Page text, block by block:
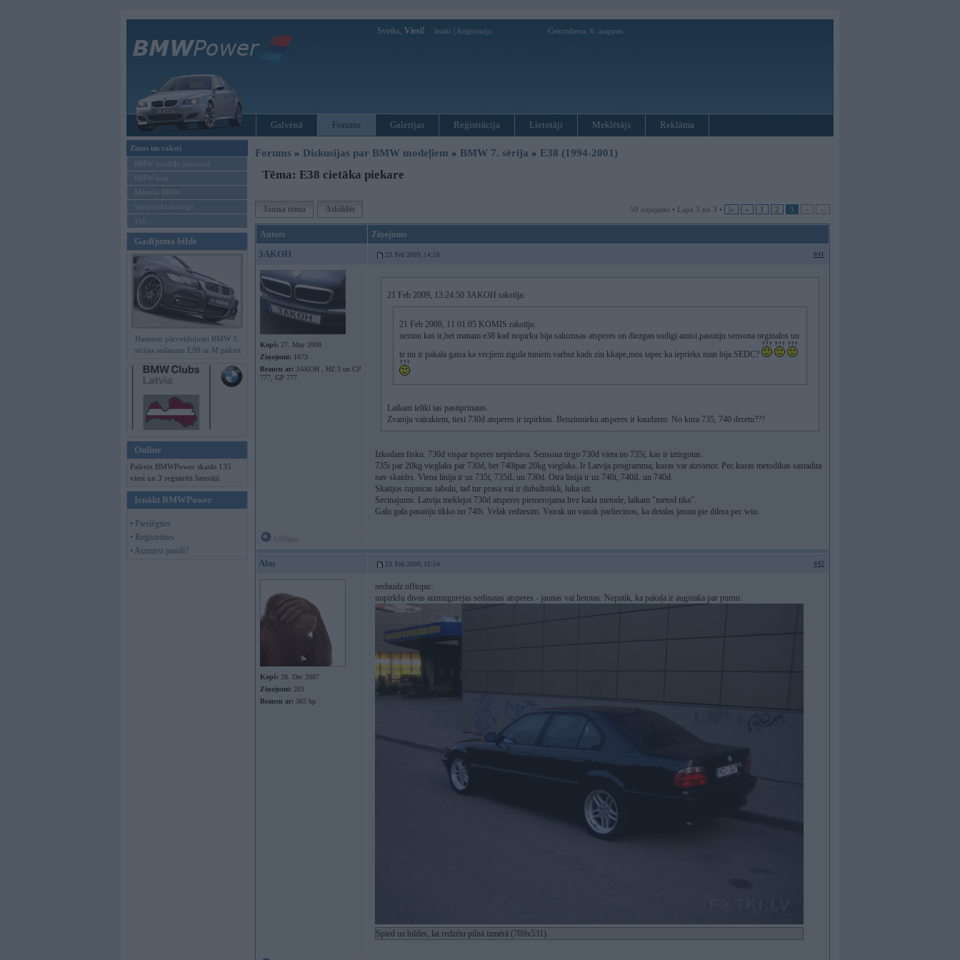
Sveiks, Viesi! Ienākt Reģistrācija Ceturtdiena, 6. augusts
Galvenā Forums Galerijas Reģistrācija Lietotāji Meklētājs Reklāma
Ziņas un raksti
BMW modeļu jaunumi
BMW testi
Mēneša BMW
Sērijveida tūnings
Vel...
Gadījuma bilde
Hamann pārveidojumi BMW 3.
sērijas sedanam E90 ar M paketi
Online
Pašreiz BMWPower skatās 135
viesi un 3 reģistrēti lietotāji.
Ienākt BMWPower
• Pieslēgties
• Reģistrēties
• Aizmirsi paroli?
Forums » Diskusijas par BMW modeļiem » BMW 7. sērija » E38 (1994-2001)
Tēma: E38 cietāka piekare
Jauna tēma Atbildēt 50 ziņojumi • Lapa 3 no 3 • |« « 1 2 3
Autors Ziņojums
3AKOH 23. Feb 2009, 14:58 #41
Kopš: 27. May 2008
Ziņojumi: 1673
Braucu ar: 3AKOH , HZ 3 un CP
777, GP 777
21 Feb 2009, 13:24:50 3AKOH rakstīja:
21 Feb 2009, 11:01:05 KOMIS rakstīja:
nezinu kas ir,bet manam e38 kad nopirku bija saluzusas atsperes un diezgan sudigi amisi.pasutiju sensona orginalos un
te nu ir pakala gaisa ka vecjiem zigula tuniem.varbut kads zin kkape,mos tapec ka ieprieks man bija SEDC?
Laikam ieliki tas pastiprinatas.
Zvaniju vairakiem, tiesi 730d atsperes ir izpirktas. Benzinnieku atsperes ir kaudzem. No kura 735, 740 deretu???
Izkodam fisku. 730d vispar tsperes nepiedava. Sensona tirgo 730d vieta no 735i, kas ir iztirgotas.
735i par 20kg vieglaks par 730d, bet 740ipar 20kg vieglaks. Ir Latvija programma, kuras var aizvietot. Pec kuras metodikas sastadita
nav skaidrs. Viena linija ir uz 735i, 735iL un 730d. Otra linija ir uz 740i, 740iL un 740d.
Skatijos rupnicas tabulu, tad tur prasa vai ir dubultstikli, luka utt.
Secinajums: Latvija meklejot 730d atsperes piemerojama hvz kada metode, laikam "metod tika".
Galu gala pasutiju tikko no 740i. Velak redzesim. Vairak un vairak parliecinos, ka detalas jasuta pie dilera pec win.
Abu 23. Feb 2009, 15:54 #42
Kopš: 28. Dec 2007
Ziņojumi: 203
Braucu ar: 385 hp
nedaudz offtopic:
nopirkšu divas aizmugurejas sedinatas atsperes - jaunas vai lietotas. Nepatik, ka pakaļa ir augstaka par purnu.
Spied uz bildes, lai redzētu pilnā izmērā (709x531)